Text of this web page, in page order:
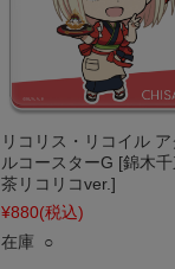
リコリス・リコイル ア
ルコースターG [錦木
茶リコリコver.]
¥880(税込)
在庫 ○